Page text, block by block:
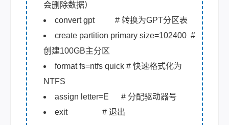
会删除数据）
convert gpt # 转换为GPT分区表
create partition primary size=102400 #
创建100GB主分区
format fs=ntfs quick # 快速格式化为
NTFS
assign letter=E # 分配驱动器号
exit # 退出